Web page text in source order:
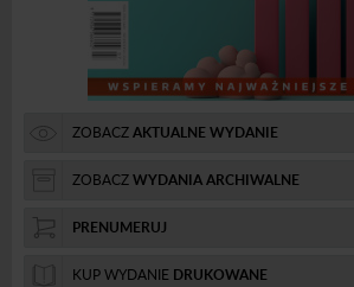
ZOBACZAKTUALNE WYDANIE
ZOBACZWYDANIA ARCHIWALNE
PRENUMERUJ
KUP WYDANIE DRUKOWANE